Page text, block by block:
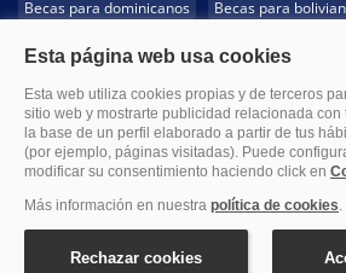
Becas para dominicanos
Becas para
Becas para hondureños
Becas para
Becas para uruguayos
Becas para
1999-2026 Becas.com @Todos los derechos